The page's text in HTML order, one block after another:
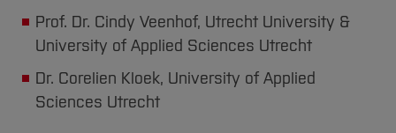
Prof. Dr. Cindy Veenhof, Utrecht University &
University of Applied Sciences Utrecht
Dr. Corelien Kloek, University of Applied
Sciences Utrecht